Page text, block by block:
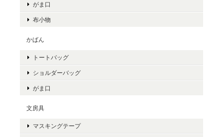
がま口
布小物
かばん
トートバッグ
ショルダーバッグ
がま口
文房具
マスキングテープ